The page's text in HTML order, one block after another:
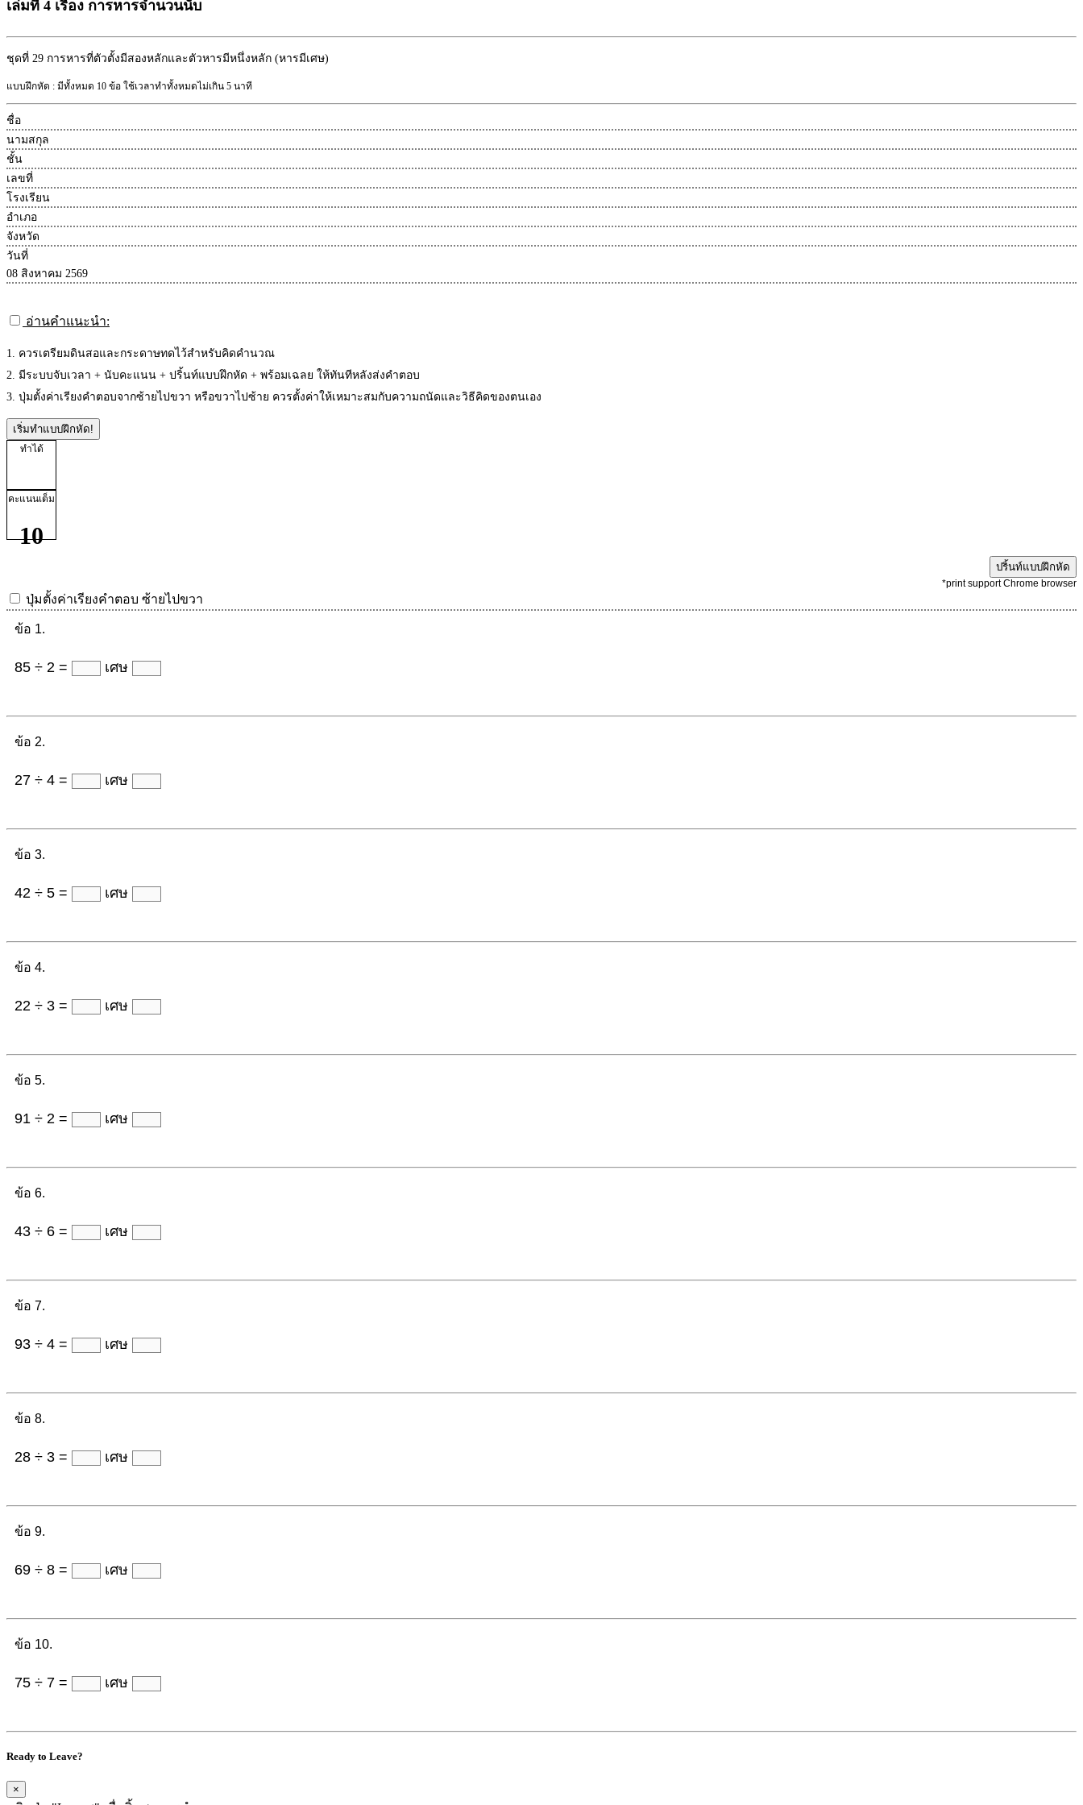
เล่มที่ 4 เรื่อง การหารจำนวนนับ
ชุดที่ 29 การหารที่ตัวตั้งมีสองหลักและตัวหารมีหนึ่งหลัก (หารมีเศษ)
แบบฝึกหัด : มีทั้งหมด 10 ข้อ ใช้เวลาทำทั้งหมดไม่เกิน 5 นาที
ชื่อ
นามสกุล
ชั้น
เลขที่
โรงเรียน
อำเภอ
จังหวัด
วันที่
08 สิงหาคม 2569
อ่านคำแนะนำ:
1. ควรเตรียมดินสอและกระดาษทดไว้สำหรับคิดคำนวณ
2. มีระบบจับเวลา + นับคะแนน + ปริ้นท์แบบฝึกหัด + พร้อมเฉลย ให้ทันทีหลังส่งคำตอบ
3. ปุ่มตั้งค่าเรียงคำตอบจากซ้ายไปขวา หรือขวาไปซ้าย ควรตั้งค่าให้เหมาะสมกับความถนัดและวิธีคิดของตนเอง
เริ่มทำแบบฝึกหัด!
ทำได้
คะแนนเต็ม
10
ปริ้นท์แบบฝึกหัด
*print support Chrome browser
ปุ่มตั้งค่าเรียงคำตอบ ซ้ายไปขวา
ข้อ 1.
85 ÷ 2 = เศษ
ข้อ 2.
27 ÷ 4 = เศษ
ข้อ 3.
42 ÷ 5 = เศษ
ข้อ 4.
22 ÷ 3 = เศษ
ข้อ 5.
91 ÷ 2 = เศษ
ข้อ 6.
43 ÷ 6 = เศษ
ข้อ 7.
93 ÷ 4 = เศษ
ข้อ 8.
28 ÷ 3 = เศษ
ข้อ 9.
69 ÷ 8 = เศษ
ข้อ 10.
75 ÷ 7 = เศษ
Ready to Leave?
×